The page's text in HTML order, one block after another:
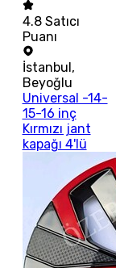
4.8 Satıcı
Puanı
İstanbul ,
Beyoğlu
Universal -14-
15-16 inç
Kırmızı jant
kapağı 4'lü